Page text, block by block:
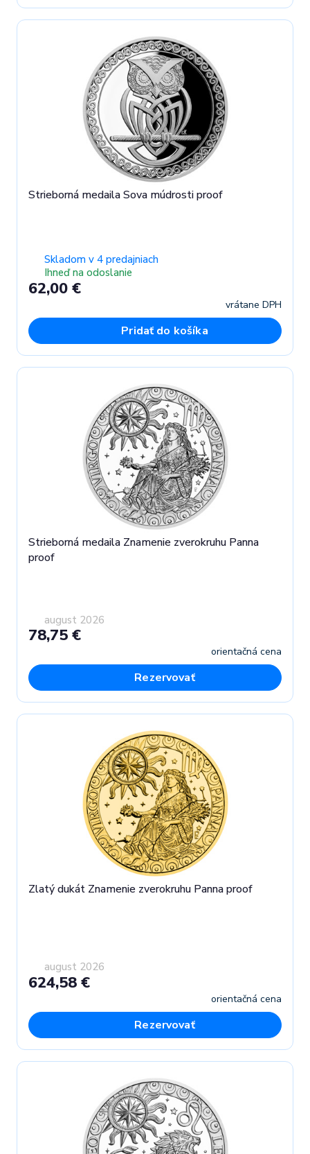
Strieborná medaila Sova múdrosti proof
Skladom v 4 predajniach
Ihneď na odoslanie
62,00 €
vrátane DPH
Pridať do košíka
Strieborná medaila Znamenie zverokruhu Panna
proof
august 2026
78,75 €
orientačná cena
Rezervovať
Zlatý dukát Znamenie zverokruhu Panna proof
august 2026
624,58 €
orientačná cena
Rezervovať